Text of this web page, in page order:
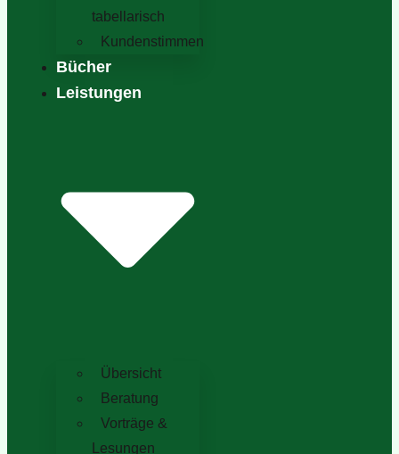
tabellarisch
Kundenstimmen
Bücher
Leistungen
Übersicht
Beratung
Vorträge &
Lesungen